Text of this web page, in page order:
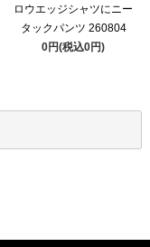
ロウエッジシャツにニー
タックパンツ 260804
0円(税込0円)